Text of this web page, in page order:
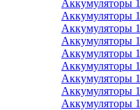
Аккумуляторы
Аккумуляторы
Аккумуляторы
Аккумуляторы
Аккумуляторы
Аккумуляторы
Аккумуляторы
Аккумуляторы
Аккумуляторы